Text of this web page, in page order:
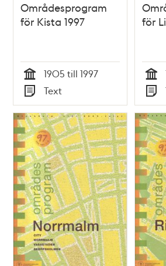
Områdesprogram
för Kista 1997
Tid
1905 till 1997
Typ
Text
för
Tid
Typ